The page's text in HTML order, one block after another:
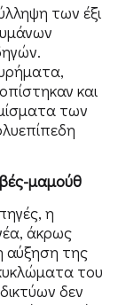
των έξι
και
των
μαμούθ
η
άκρως
αύξηση της
του
δεν